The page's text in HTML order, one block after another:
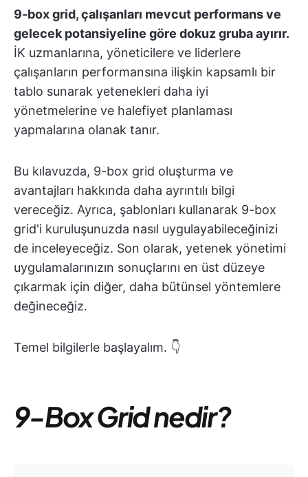
9-box grid, çalışanları mevcut performans ve
gelecek potansiyeline göre dokuz gruba ayırır.
İK uzmanlarına, yöneticilere ve liderlere
çalışanların performansına ilişkin kapsamlı bir
tablo sunarak yetenekleri daha iyi
yönetmelerine ve halefiyet planlaması
yapmalarına olanak tanır.
Bu kılavuzda, 9-box grid oluşturma ve
avantajları hakkında daha ayrıntılı bilgi
vereceğiz. Ayrıca, şablonları kullanarak 9-box
grid'i kuruluşunuzda nasıl uygulayabileceğinizi
de inceleyeceğiz. Son olarak, yetenek yönetimi
uygulamalarınızın sonuçlarını en üst düzeye
çıkarmak için diğer, daha bütünsel yöntemlere
değineceğiz.
Temel bilgilerle başlayalım. 👇
9-Box Grid nedir?